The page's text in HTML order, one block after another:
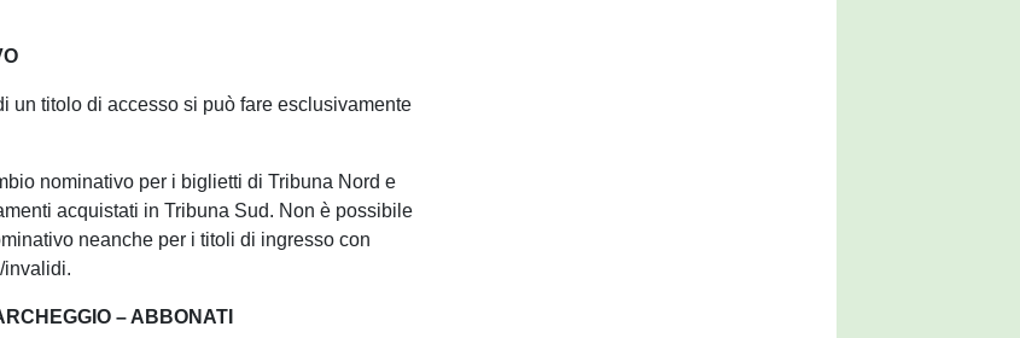
un titolo di accesso si può fare esclusivamente
nominativo per i biglietti di Tribuna Nord e
acquistati in Tribuna Sud. Non è possibile
neanche per i titoli di ingresso con
invalidi.
– ABBONATI